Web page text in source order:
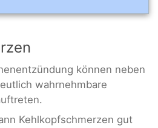
können neben
wahrnehmbare
Kehlkopfschmerzen gut